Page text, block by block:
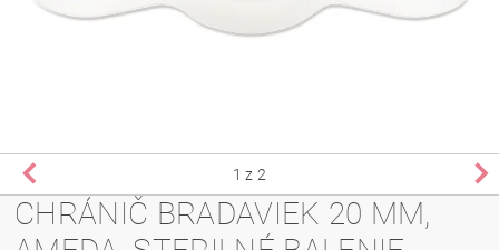
1 z 2
CHRÁNIČ BRADAVIEK 20 MM,